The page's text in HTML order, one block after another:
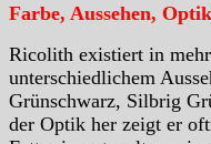
Farbe, Aussehen, Optik
Ricolith existiert in
unterschiedlichem
Grünschwarz, Silbrig
der Optik her zeigt er